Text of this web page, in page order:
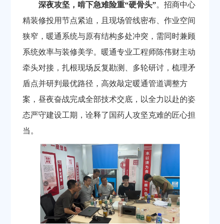
深夜攻坚，啃下急难险重“硬骨头”。招商中心
精装修投用节点紧迫，且现场管线密布、作业空间
狭窄，暖通系统与原有结构多处冲突，需同时兼顾
系统效率与装修美学。暖通专业工程师陈伟财主动
牵头对接，扎根现场反复勘测、多轮研讨，梳理矛
盾点并研判最优路径，高效敲定暖通管道调整方
案，昼夜奋战完成全部技术交底，以全力以赴的姿
态严守建设工期，诠释了国药人攻坚克难的匠心担
当。